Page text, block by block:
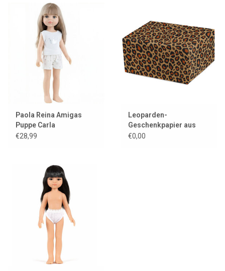
Paola Reina Amigas
Puppe Carla
€28,99
Leoparden-
Geschenkpapier aus
Kraftpapier
€0,00